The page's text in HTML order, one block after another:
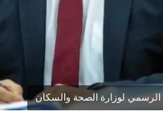
الرسمي لوزارة الصحة والسكان